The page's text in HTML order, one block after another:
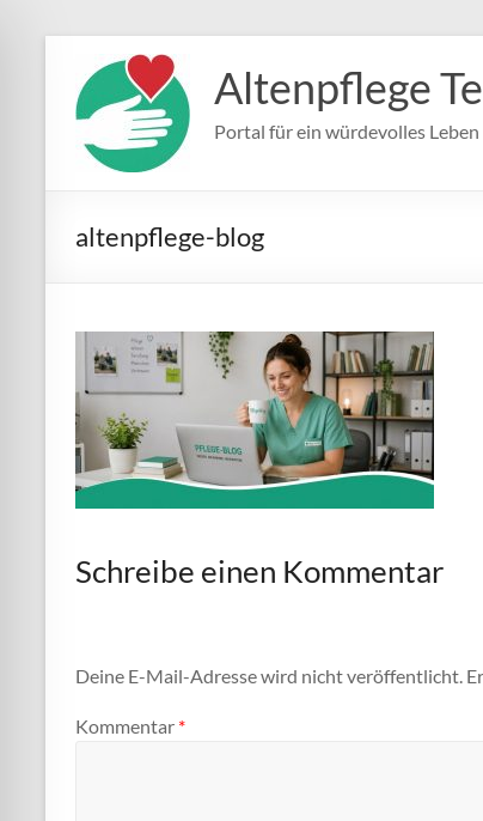
Inhalt
springen
Altenpflege
Portal für ein würdevolles
altenpflege-blog
Schreibe einen Kommentar
Deine E-Mail-Adresse wird nicht veröffentlicht.
Kommentar *